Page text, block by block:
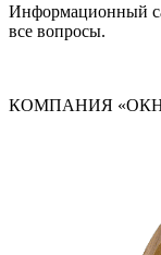
Информационный
все вопросы.
КОМПАНИЯ